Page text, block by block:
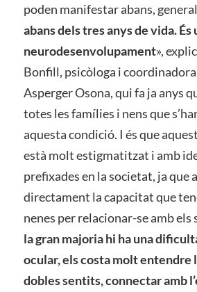
poden manifestar abans,
abans dels tres anys de vida.
neurodesenvolupament»,
Bonfill, psicòloga i coordinadora
Asperger Osona, qui fa ja anys
totes les famílies i nens que
aquesta condició. I és que
està molt estigmatitzat i amb
prefixades en la societat, ja que
directament la capacitat que
nenes per relacionar-se amb els
la gran majoria hi ha una
ocular, els costa molt entendre
dobles sentits, connectar amb